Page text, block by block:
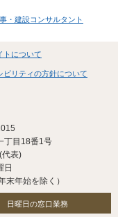
・建設コンサルタント
トについて
ビリティの方針について
丁目18番1号
代表)
日
年始を除く）
日曜日の窓口業務